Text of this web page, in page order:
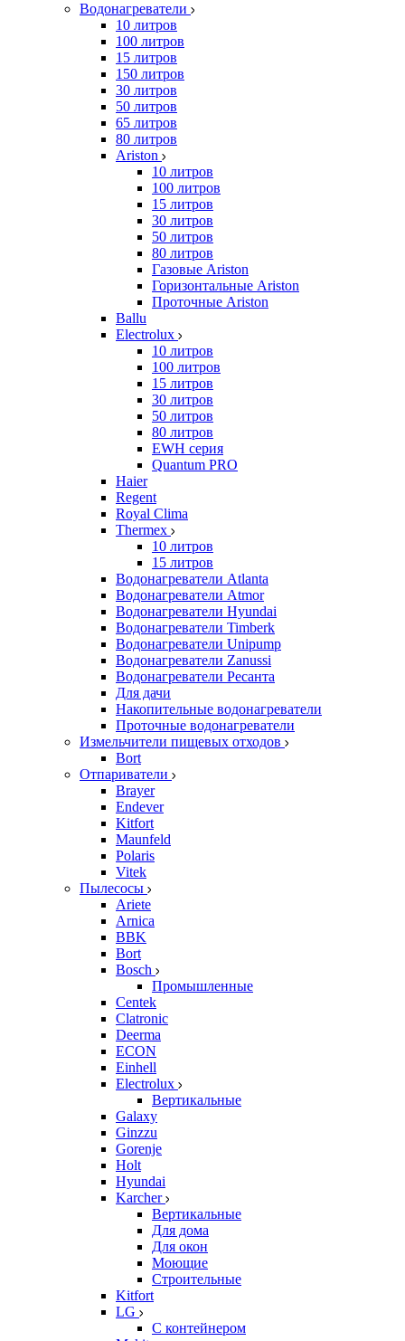
Водонагреватели
10 литров
100 литров
15 литров
150 литров
30 литров
50 литров
65 литров
80 литров
Ariston
10 литров
100 литров
15 литров
30 литров
50 литров
80 литров
Газовые Ariston
Горизонтальные Ariston
Проточные Ariston
Ballu
Electrolux
10 литров
100 литров
15 литров
30 литров
50 литров
80 литров
EWH серия
Quantum PRO
Haier
Regent
Royal Clima
Thermex
10 литров
15 литров
Водонагреватели Atlanta
Водонагреватели Atmor
Водонагреватели Hyundai
Водонагреватели Timberk
Водонагреватели Unipump
Водонагреватели Zanussi
Водонагреватели Ресанта
Для дачи
Накопительные водонагреватели
Проточные водонагреватели
Измельчители пищевых отходов
Bort
Отпариватели
Brayer
Endever
Kitfort
Maunfeld
Polaris
Vitek
Пылесосы
Ariete
Arnica
BBK
Bort
Bosch
Промышленные
Centek
Clatronic
Deerma
ECON
Einhell
Electrolux
Вертикальные
Galaxy
Ginzzu
Gorenje
Holt
Hyundai
Karcher
Вертикальные
Для дома
Для окон
Моющие
Строительные
Kitfort
LG
С контейнером